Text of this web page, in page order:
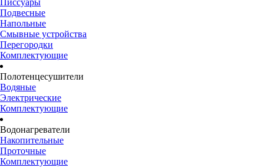
Писсуары
Подвесные
Напольные
Смывные устройства
Перегородки
Комплектующие
Полотенцесушители
Водяные
Электрические
Комплектующие
Водонагреватели
Накопительные
Проточные
Комплектующие